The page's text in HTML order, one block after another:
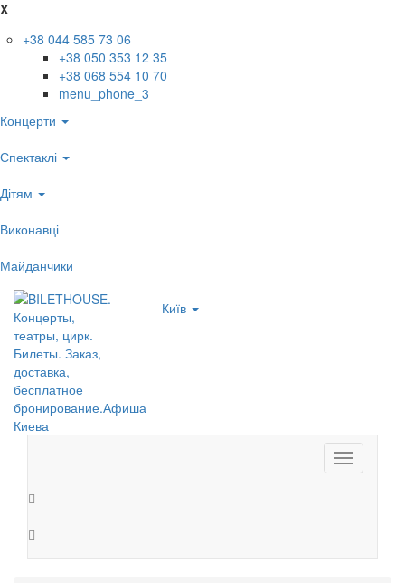
X
+38 044 585 73 06
+38 050 353 12 35
+38 068 554 10 70
menu_phone_3
Концерти
Спектаклі
Дітям
Виконавці
Майданчики
Київ
Toggle
navigation